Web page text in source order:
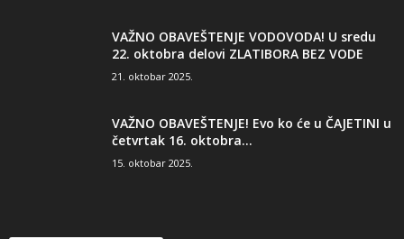
VAŽNO OBAVEŠTENJE VODOVODA! U sredu
22. oktobra delovi ZLATIBORA BEZ VODE
21. oktobar 2025.
VAŽNO OBAVEŠTENJE! Evo ko će u ČAJETINI u
četvrtak 16. oktobra...
15. oktobar 2025.